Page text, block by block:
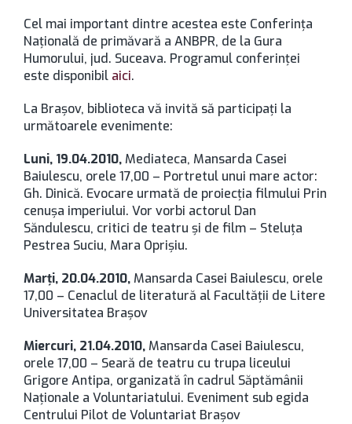
Cel mai important dintre acestea este Conferinţa
Naţională de primăvară a ANBPR, de la Gura
Humorului, jud. Suceava. Programul conferinţei
este disponibil aici.
La Braşov, biblioteca vă invită să participaţi la
următoarele evenimente:
Luni, 19.04.2010, Mediateca, Mansarda Casei
Baiulescu, orele 17,00 – Portretul unui mare actor:
Gh. Dinică. Evocare urmată de proiecţia filmului Prin
cenuşa imperiului. Vor vorbi actorul Dan
Săndulescu, critici de teatru şi de film – Steluţa
Pestrea Suciu, Mara Oprişiu.
Marţi, 20.04.2010, Mansarda Casei Baiulescu, orele
17,00 – Cenaclul de literatură al Facultăţii de Litere
Universitatea Braşov
Miercuri, 21.04.2010, Mansarda Casei Baiulescu,
orele 17,00 – Seară de teatru cu trupa liceului
Grigore Antipa, organizată în cadrul Săptămânii
Naţionale a Voluntariatului. Eveniment sub egida
Centrului Pilot de Voluntariat Braşov